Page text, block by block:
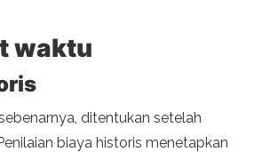
waktu
ditentukan setelah
biaya historis menetapkan